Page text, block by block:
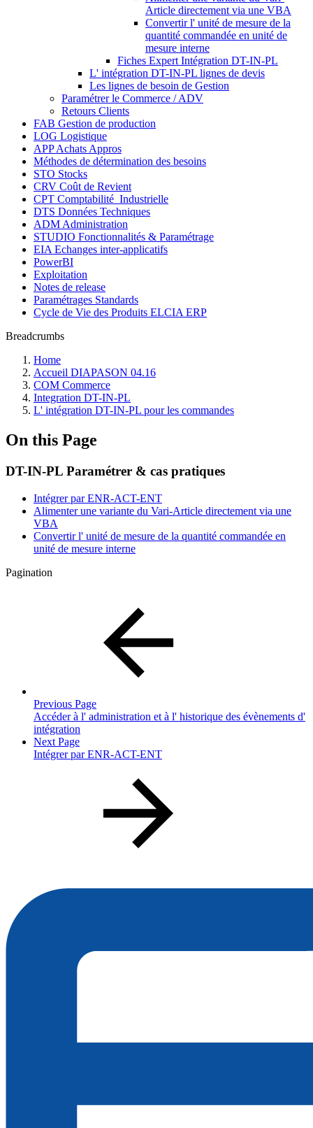
Article directement via une VBA
Convertir l' unité de mesure de la
quantité commandée en unité de
mesure interne
Fiches Expert Intégration DT-IN-PL
L' intégration DT-IN-PL lignes de devis
Les lignes de besoin de Gestion
Paramétrer le Commerce / ADV
Retours Clients
FAB Gestion de production
LOG Logistique
APP Achats Appros
Méthodes de détermination des besoins
STO Stocks
CRV Coût de Revient
CPT Comptabilité_Industrielle
DTS Données Techniques
ADM Administration
STUDIO Fonctionnalités & Paramétrage
EIA Echanges inter-applicatifs
PowerBI
Exploitation
Notes de release
Paramétrages Standards
Cycle de Vie des Produits ELCIA ERP
Breadcrumbs
Home
Accueil DIAPASON 04.16
COM Commerce
Integration DT-IN-PL
L' intégration DT-IN-PL pour les commandes
On this Page
DT-IN-PL Paramétrer & cas pratiques
Intégrer par ENR-ACT-ENT
Alimenter une variante du Vari-Article directement via une
VBA
Convertir l' unité de mesure de la quantité commandée en
unité de mesure interne
Pagination
Previous Page
Accéder à l' administration et à l' historique des évènements d'
intégration
Next Page
Intégrer par ENR-ACT-ENT